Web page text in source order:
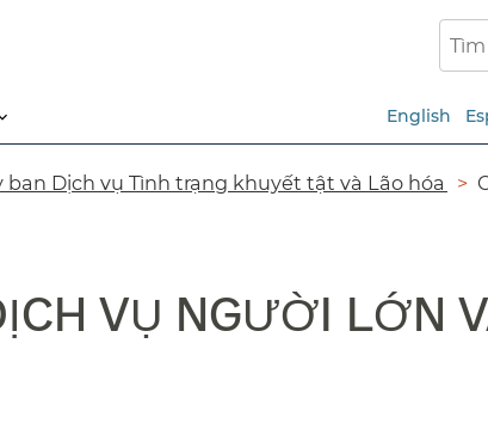
English
ban Dịch vụ Tình trạng khuyết tật và Lão hóa​​
VỤ NGƯỜI LỚN